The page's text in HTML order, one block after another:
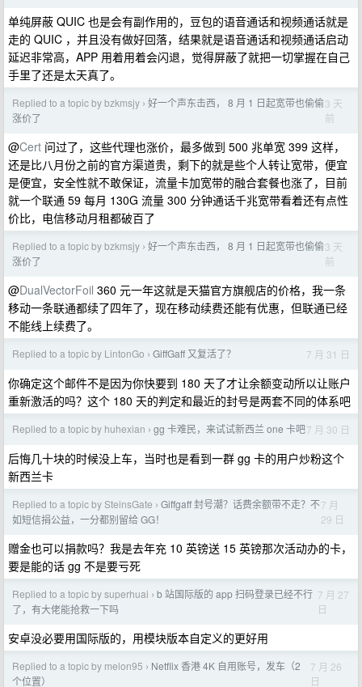
单纯屏蔽 QUIC 也是会有副作用的，豆包的语音通话和视频通话就是
走的 QUIC ，并且没有做好回落，结果就是语音通话和视频通话启动
延迟非常高，APP 用着用着会闪退，觉得屏蔽了就把一切掌握在自己
手里了还是太天真了。
Replied to a topic by bzkmsjy › 好一个声东击西， 8 月 1 日起宽带也偷偷
涨价了
3 天
前
@Cert 问过了，这些代理也涨价，最多做到 500 兆单宽 399 这样，
还是比八月份之前的官方渠道贵，剩下的就是些个人转让宽带，便宜
是便宜，安全性就不敢保证，流量卡加宽带的融合套餐也涨了，目前
就一个联通 59 每月 130G 流量 300 分钟通话千兆宽带看着还有点性
价比，电信移动月租都破百了
Replied to a topic by bzkmsjy › 好一个声东击西， 8 月 1 日起宽带也偷偷
涨价了
3 天
前
@DualVectorFoil 360 元一年这就是天猫官方旗舰店的价格，我一条
移动一条联通都续了四年了，现在移动续费还能有优惠，但联通已经
不能线上续费了。
Replied to a topic by LintonGo › GiffGaff 又复活了？ 7 月 31 日
你确定这个邮件不是因为你快要到 180 天了才让余额变动所以让账户
重新激活的吗？这个 180 天的判定和最近的封号是两套不同的体系吧
Replied to a topic by huhexian › gg 卡难民，来试试新西兰 one 卡吧7 月 30 日
后悔几十块的时候没上车，当时也是看到一群 gg 卡的用户炒粉这个
新西兰卡
Replied to a topic by SteinsGate › Giffgaff 封号潮？话费余额带不走？不
如短信捐公益，一分都别留给 GG！
7 月
29 日
赠金也可以捐款吗？我是去年充 10 英镑送 15 英镑那次活动办的卡，
要是能的话 gg 不是要亏死
Replied to a topic by superhuai › b 站国际版的 app 扫码登录已经不行
了，有大佬能抢救一下吗
7 月 27
日
安卓没必要用国际版的，用模块版本自定义的更好用
Replied to a topic by melon95 › Netflix 香港 4K 自用账号，发车（2
个位置）
7 月 26
日